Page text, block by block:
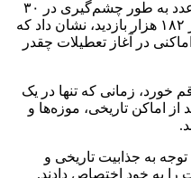
تاریخی و فرهنگی بازدید کردند. این عدد به طور چشم‌گیری در ۳۰
اسفند افزایش یافت و با ثبت بیش از ۱۸۲ هزار بازدید، نشان داد که
در آغاز تعطیلات چقدر
خورد، زمانی که تنها در یک
بازدید از اماکن تاریخی، موزه‌ها و
توجه به جذابیت تاریخی و
را به خود اختصاص دادند.